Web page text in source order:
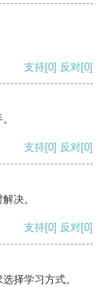
支持[0] 反对[0]
支持[0] 反对[0]
决。
支持[0] 反对[0]
择学习方式。